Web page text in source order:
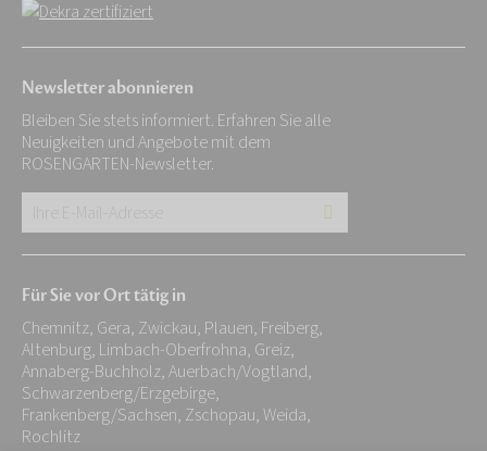
Newsletter abonnieren
Bleiben Sie stets informiert. Erfahren Sie alle
Neuigkeiten und Angebote mit dem
ROSENGARTEN-Newsletter.
Adresse:
*
Für Sie vor Ort tätig in
Chemnitz, Gera, Zwickau, Plauen, Freiberg,
Altenburg, Limbach-Oberfrohna, Greiz,
Annaberg-Buchholz, Auerbach/Vogtland,
Schwarzenberg/Erzgebirge,
Frankenberg/Sachsen, Zschopau, Weida,
Rochlitz